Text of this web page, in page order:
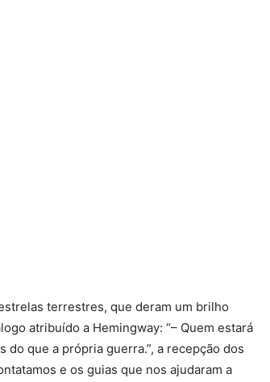
terrestres, que deram um brilho
atribuído a Hemingway: “– Quem estará
do que a própria guerra.”, a recepção dos
e os guias que nos ajudaram a